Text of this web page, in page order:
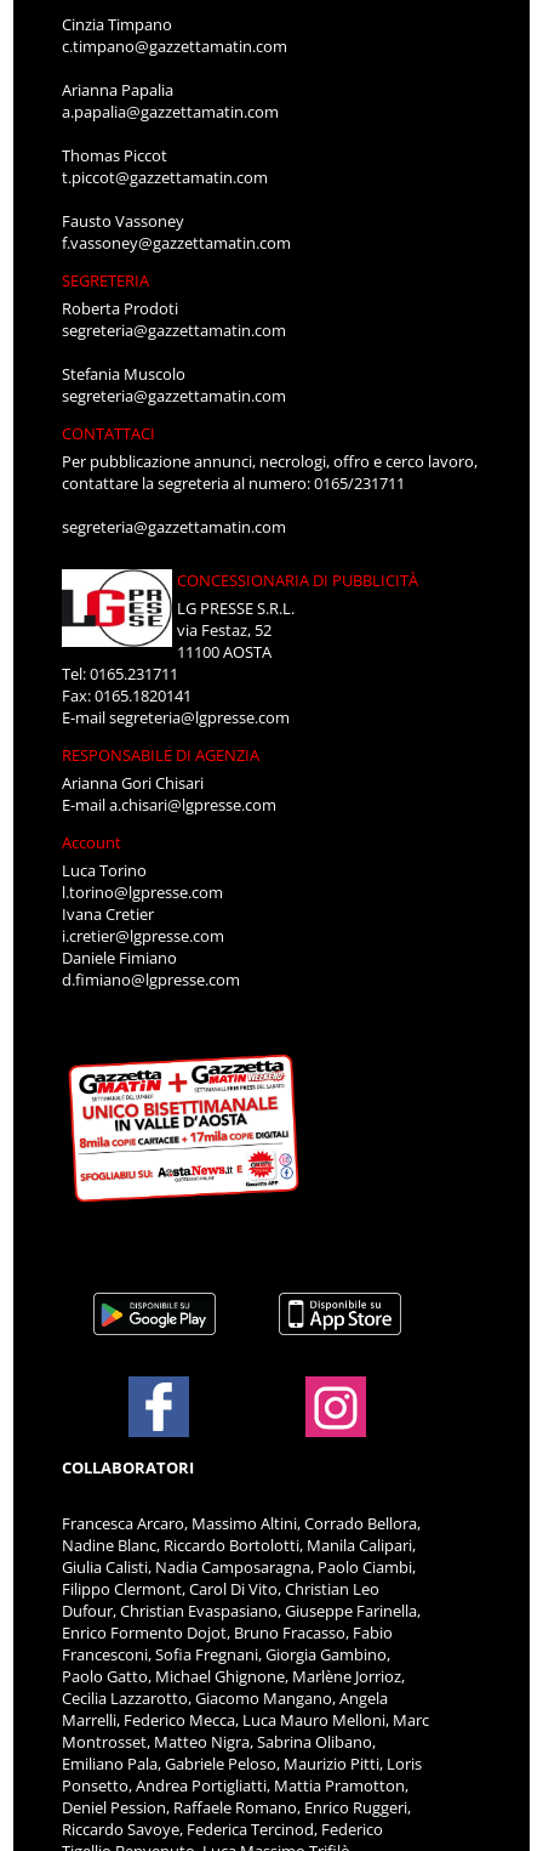
Cinzia Timpano
c.timpano@gazzettamatin.com
Arianna Papalia
a.papalia@gazzettamatin.com
Thomas Piccot
t.piccot@gazzettamatin.com
Fausto Vassoney
f.vassoney@gazzettamatin.com
SEGRETERIA
Roberta Prodoti
segreteria@gazzettamatin.com
Stefania Muscolo
segreteria@gazzettamatin.com
CONTATTACI
Per pubblicazione annunci, necrologi, offro e cerco lavoro,
contattare la segreteria al numero: 0165/231711
segreteria@gazzettamatin.com
CONCESSIONARIA DI PUBBLICITÀ
LG PRESSE S.R.L.
via Festaz, 52
11100 AOSTA
Tel: 0165.231711
Fax: 0165.1820141
E-mailsegreteria@lgpresse.com
RESPONSABILE DI AGENZIA
Arianna Gori Chisari
E-maila.chisari@lgpresse.com
Account
Luca Torino
l.torino@lgpresse.com
Ivana Cretier
i.cretier@lgpresse.com
Daniele Fimiano
d.fimiano@lgpresse.com
COLLABORATORI
Francesca Arcaro, Massimo Altini, Corrado Bellora,
Nadine Blanc, Riccardo Bortolotti, Manila Calipari,
Giulia Calisti, Nadia Camposaragna, Paolo Ciambi,
Filippo Clermont, Carol Di Vito, Christian Leo
Dufour, Christian Evaspasiano, Giuseppe Farinella,
Enrico Formento Dojot, Bruno Fracasso, Fabio
Francesconi, Sofia Fregnani, Giorgia Gambino,
Paolo Gatto, Michael Ghignone, Marlène Jorrioz,
Cecilia Lazzarotto, Giacomo Mangano, Angela
Marrelli, Federico Mecca, Luca Mauro Melloni, Marc
Montrosset, Matteo Nigra, Sabrina Olibano,
Emiliano Pala, Gabriele Peloso, Maurizio Pitti, Loris
Ponsetto, Andrea Portigliatti, Mattia Pramotton,
Deniel Pession, Raffaele Romano, Enrico Ruggeri,
Riccardo Savoye, Federica Tercinod, Federico